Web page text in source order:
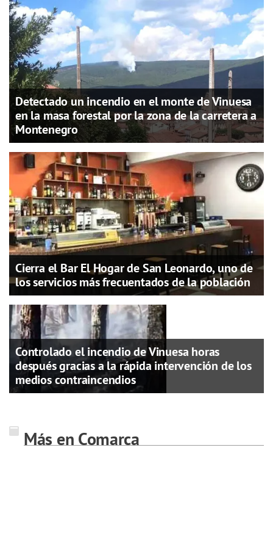
Detectado un incendio en el monte de Vinuesa
en la masa forestal por la zona de la carretera a
Montenegro
Cierra el Bar El Hogar de San Leonardo, uno de
los servicios más frecuentados de la población
Controlado el incendio de Vinuesa horas
después gracias a la rápida intervención de los
medios contraincendios
Más en Comarca